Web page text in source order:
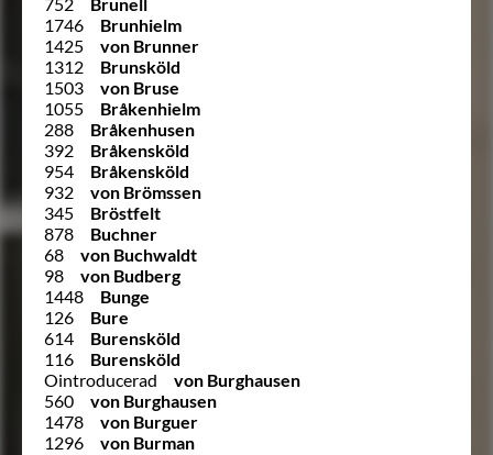
752
Brunell
1746
Brunhielm
1425
von Brunner
1312
Brunsköld
1503
von Bruse
1055
Bråkenhielm
288
Bråkenhusen
392
Bråkensköld
954
Bråkensköld
932
von Brömssen
345
Bröstfelt
878
Buchner
68
von Buchwaldt
98
von Budberg
1448
Bunge
126
Bure
614
Burensköld
116
Burensköld
Ointroducerad
von Burghausen
560
von Burghausen
1478
von Burguer
1296
von Burman